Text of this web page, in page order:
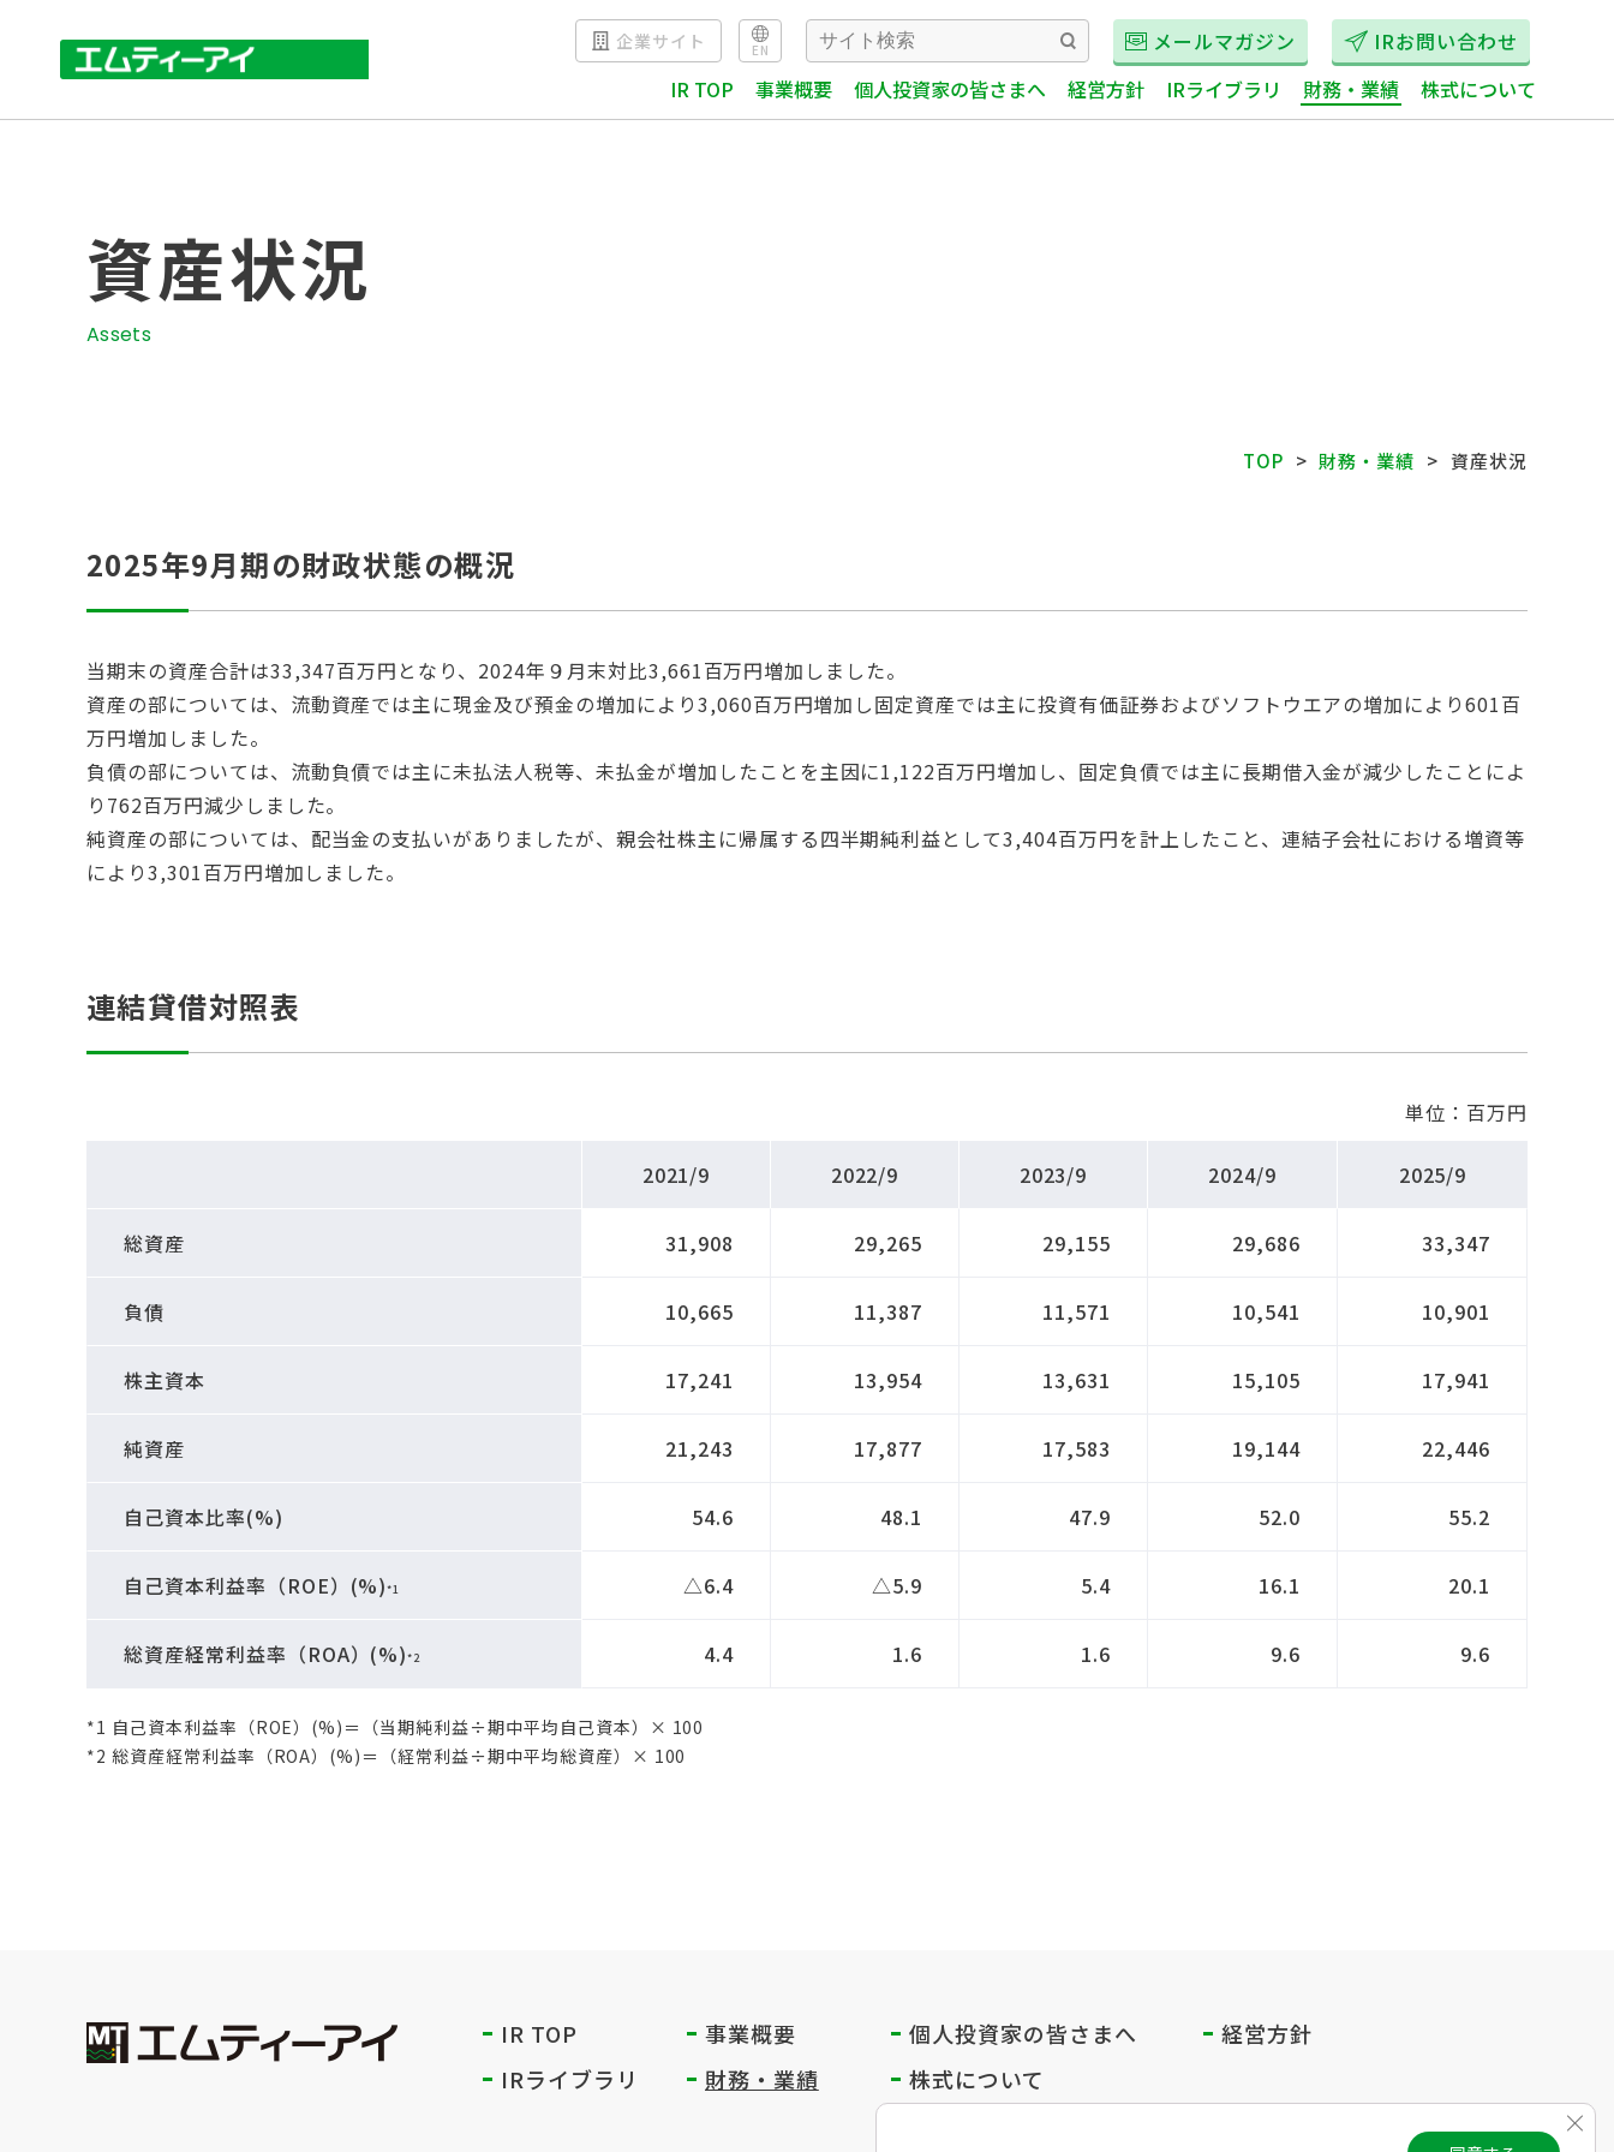
IR TOP 事業概要 個人投資家の皆さまへ 経営方針 IRライブラリ 財務・業績 株式について
企業サイト EN メールマガジン IRお問い合わせ
資産状況
Assets
TOP 財務・業績 資産状況
2025年9月期の財政状態の概況
当期末の資産合計は33,347百万円となり、2024年９月末対比3,661百万円増加しました。
資産の部については、流動資産では主に現金及び預金の増加により3,060百万円増加し固定資産では主に投資有価証券およびソフトウエアの増加により601百
万円増加しました。
負債の部については、流動負債では主に未払法人税等、未払金が増加したことを主因に1,122百万円増加し、固定負債では主に長期借入金が減少したことによ
り762百万円減少しました。
純資産の部については、配当金の支払いがありましたが、親会社株主に帰属する四半期純利益として3,404百万円を計上したこと、連結子会社における増資等
により3,301百万円増加しました。
連結貸借対照表
単位：百万円
2021/9 2022/9 2023/9 2024/9 2025/9
総資産 31,908 29,265 29,155 29,686 33,347
負債 10,665 11,387 11,571 10,541 10,901
株主資本 17,241 13,954 13,631 15,105 17,941
純資産 21,243 17,877 17,583 19,144 22,446
自己資本比率(%) 54.6 48.1 47.9 52.0 55.2
自己資本利益率（ROE）(%)*1 △6.4 △5.9 5.4 16.1 20.1
総資産経常利益率（ROA）(%)*2 4.4 1.6 1.6 9.6 9.6
*1 自己資本利益率（ROE）(%)＝（当期純利益÷期中平均自己資本）× 100
*2 総資産経常利益率（ROA）(%)＝（経常利益÷期中平均総資産）× 100
IR TOP 事業概要 個人投資家の皆さまへ
経営方針
IRライブラリ
財務・業績 株式について